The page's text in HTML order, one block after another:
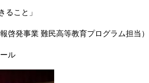
ること」
発事業 難民高等教育プログラム担当）
ル